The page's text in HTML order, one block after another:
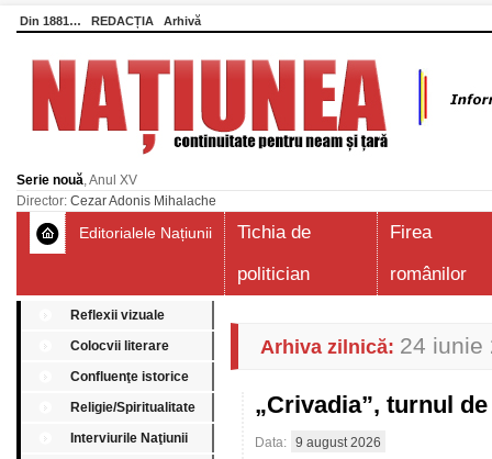
Din 1881… REDACȚIA Arhivă
Serie nouă, Anul XV
Director: Cezar Adonis Mihalache
Editorialele Națiunii
Tichia de
politician
Firea
românilor
Reflexii vizuale
Colocvii literare
Confluenţe istorice
Religie/Spiritualitate
Interviurile Naţiunii
Arhiva zilnică: 24 iunie
„Crivadia”, turnul
Data: 9 august 2026